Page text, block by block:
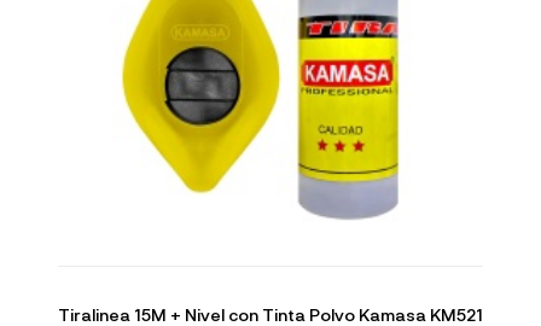
Tiralinea 15M + Nivel con Tinta Polvo Kamasa KM521